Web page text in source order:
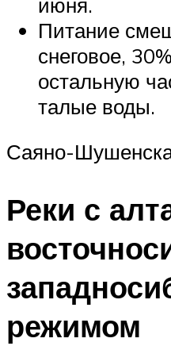
Питание
снеговое,
остальную
талые воды.
Саяно-
Реки с
режимом